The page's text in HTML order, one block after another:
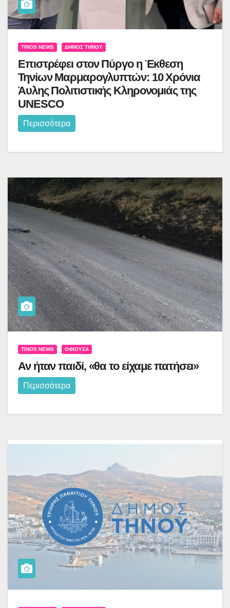
TINOS NEWS ΔΉΜΟΣ ΤΉΝΟΥ
Επιστρέφει στον Πύργο η Έκθεση
Τηνίων Μαρμαρογλυπτών: 10 Χρόνια
Άυλης Πολιτιστικής Κληρονομιάς της
UNESCO
Περισσότερα
TINOS NEWS ΟΦΙΟΎΣΑ
Αν ήταν παιδί, «θα το είχαμε πατήσει»
Περισσότερα